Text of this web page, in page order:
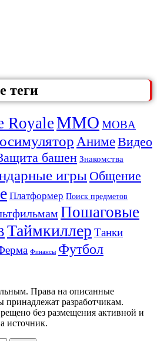
теги
RoyaleMMO MOBA
АнимеВидео
башен Знакомства
игры Общение
Платформер Поиск предметов
Пошаговые
Таймкиллер Танки
Финансы Футбол
Права на описанные
разработчикам.
без размещения активной и
источник.